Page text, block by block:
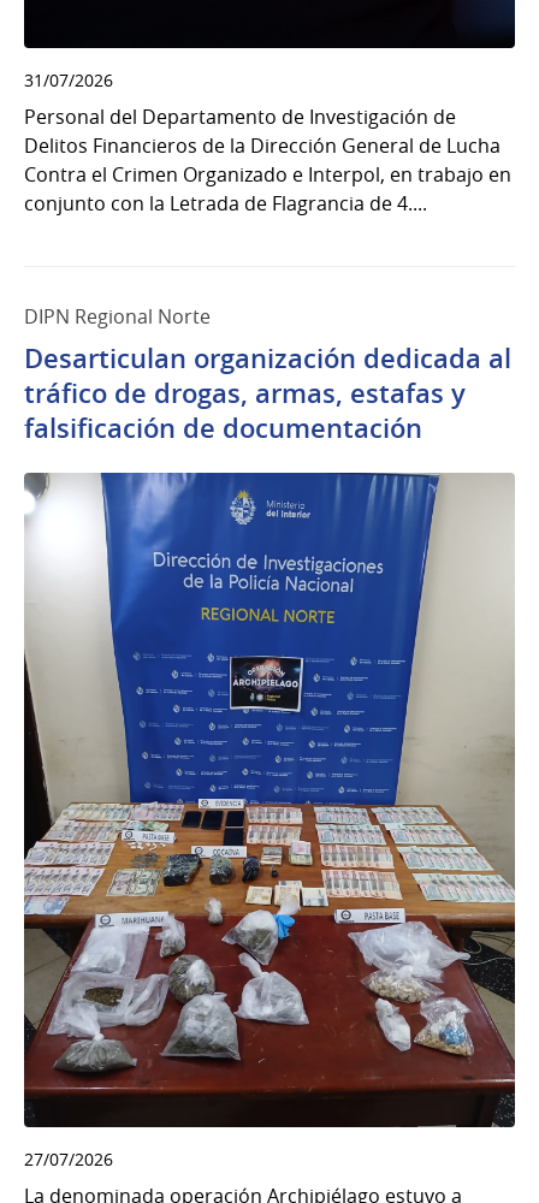
31/07/2026
Personal del Departamento de Investigación de
Delitos Financieros de la Dirección General de Lucha
Contra el Crimen Organizado e Interpol, en trabajo en
conjunto con la Letrada de Flagrancia de 4....
DIPN Regional Norte
Desarticulan organización dedicada al
tráfico de drogas, armas, estafas y
falsificación de documentación
27/07/2026
La denominada operación Archipiélago estuvo a